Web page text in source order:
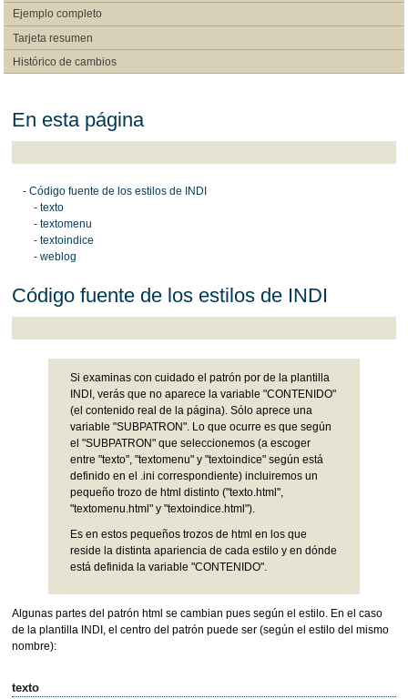
Ejemplo completo
Tarjeta resumen
Histórico de cambios
En esta página
- Código fuente de los estilos de INDI
- texto
- textomenu
- textoindice
- weblog
Código fuente de los estilos de INDI
Si examinas con cuidado el patrón por de la plantilla
INDI, verás que no aparece la variable "CONTENIDO"
(el contenido real de la página). Sólo aprece una
variable "SUBPATRON". Lo que ocurre es que según
el "SUBPATRON" que seleccionemos (a escoger
entre "texto", "textomenu" y "textoindice" según está
definido en el .ini correspondiente) incluiremos un
pequeño trozo de html distinto ("texto.html",
"textomenu.html" y "textoindice.html").
Es en estos pequeños trozos de html en los que
reside la distinta apariencia de cada estilo y en dónde
está definida la variable "CONTENIDO".
Algunas partes del patrón html se cambian pues según el estilo. En el caso
de la plantilla INDI, el centro del patrón puede ser (según el estilo del mismo
nombre):
texto